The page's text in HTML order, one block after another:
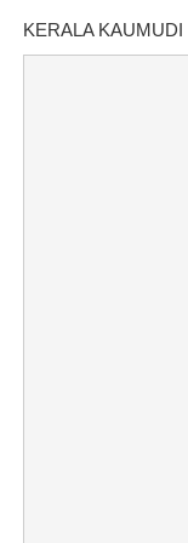
KERALA KAUMUDI